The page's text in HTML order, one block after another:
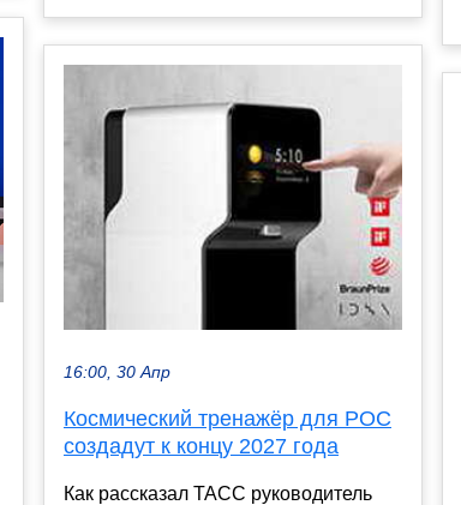
16:00, 30 Апр
Космический тренажёр для РОС
создадут к концу 2027 года
Как рассказал ТАСС руководитель